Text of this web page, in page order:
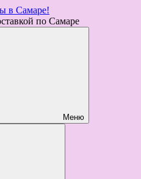
по Самаре
Меню